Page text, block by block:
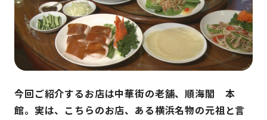
今回ご紹介するお店は中華街の老舗、順海閣 本
館。実は、こちらのお店、ある横浜名物の元祖と言